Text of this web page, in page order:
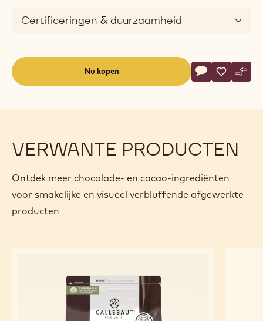
Certificeringen & duurzaamheid
Nu kopen
Actions
Schrijf een
- 823Opslaan
- 823-
VERWANTE PRODUCTEN
Ontdek meer chocolade- en cacao-ingrediënten
voor smakelijke en visueel verbluffende afgewerkte
producten